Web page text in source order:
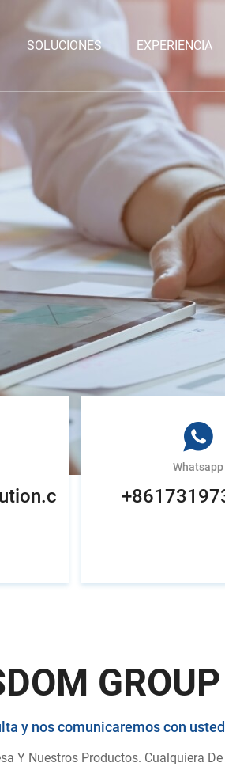
SOLUCIONES EXPERIENCIA
Whatsapp
GROUP
y nos comunicaremos con
Y Nuestros Productos. Cualquiera